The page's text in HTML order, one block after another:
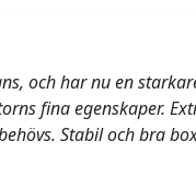
och har nu en
fina egenskaper.
Stabil och bra